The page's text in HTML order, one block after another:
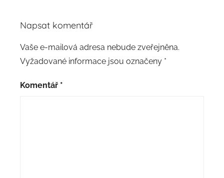
Napsat komentář
Vaše e-mailová adresa nebude zveřejněna.
Vyžadované informace jsou označeny *
Komentář *